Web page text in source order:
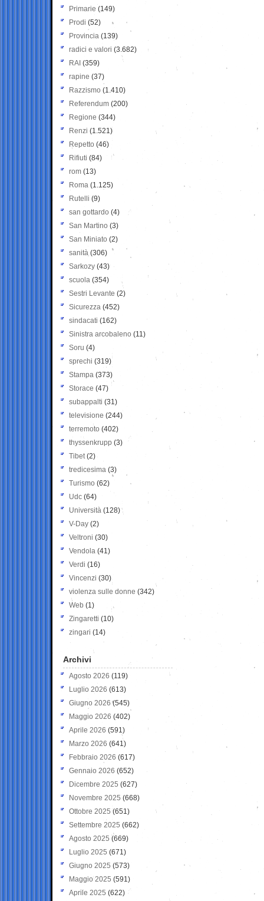
Primarie (149)
Prodi (52)
Provincia (139)
radici e valori (3.682)
RAI (359)
rapine (37)
Razzismo (1.410)
Referendum (200)
Regione (344)
Renzi (1.521)
Repetto (46)
Rifiuti (84)
rom (13)
Roma (1.125)
Rutelli (9)
san gottardo (4)
San Martino (3)
San Miniato (2)
sanità (306)
Sarkozy (43)
scuola (354)
Sestri Levante (2)
Sicurezza (452)
sindacati (162)
Sinistra arcobaleno (11)
Soru (4)
sprechi (319)
Stampa (373)
Storace (47)
subappalti (31)
televisione(244)
terremoto (402)
thyssenkrupp (3)
Tibet(2)
tredicesima (3)
Turismo (62)
Udc (64)
Università (128)
V-Day (2)
Veltroni (30)
Vendola (41)
Verdi (16)
Vincenzi (30)
violenza sulle donne (342)
Web (1)
Zingaretti (10)
zingari (14)
Archivi
Agosto 2026 (119)
Luglio 2026 (613)
Giugno 2026 (545)
Maggio 2026 (402)
Aprile 2026 (591)
Marzo 2026 (641)
Febbraio 2026 (617)
Gennaio 2026 (652)
Dicembre 2025 (627)
Novembre 2025 (668)
Ottobre 2025 (651)
Settembre 2025 (662)
Agosto 2025 (669)
Luglio 2025 (671)
Giugno 2025 (573)
Maggio 2025 (591)
Aprile 2025 (622)